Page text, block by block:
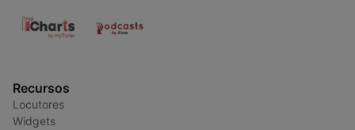
Recursos
Locutores
Widgets